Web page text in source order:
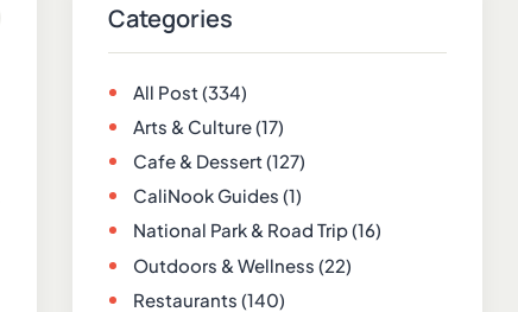
Categories
All Post(334)
Arts & Culture(17)
Cafe & Dessert(127)
CaliNook Guides (1)
National Park & Road Trip(16)
Outdoors & Wellness (22)
Restaurants (140)